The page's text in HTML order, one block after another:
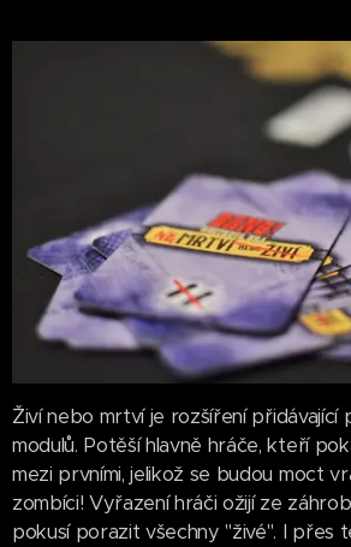
Živí nebo mrtví je rozšíření přidávající
modulů. Potěší hlavně hráče, kteří
mezi prvními, jelikož se budou moct
zombíci! Vyřazení hráči ožijí ze
pokusí porazit všechny "živé". I přes